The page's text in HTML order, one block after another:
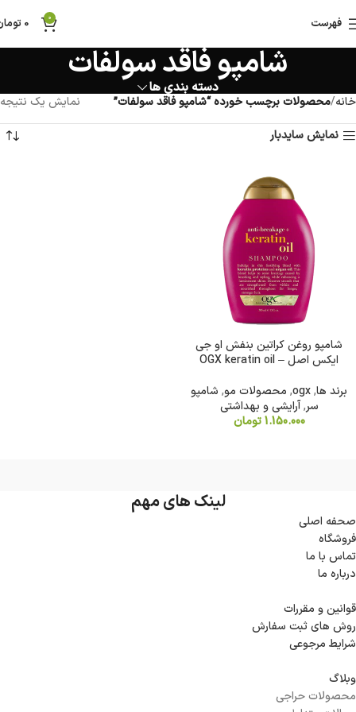
فهرست 0
0
شامپو فاقد سولفات
دسته بندی ها
خانه محصولات برچسب خورده “شامپو فاقد سولفات”
نمایش یک نتیجه
نمایش سایدبار
شامپو روغن کراتین بنفش او جی
ایکس اصل – OGX keratin oil
برند ها,
ogx
, محصولات مو, شامپو
سر,آرایشی و بهداشتی
1.150.000 تومان
لینک های مهم
صحفه اصلی
فروشگاه
تماس با ما
درباره ما
قوانین و مقررات
روش های ثبت سفارش
شرایط مرجوعی
وبلاگ
محصولات حراجی